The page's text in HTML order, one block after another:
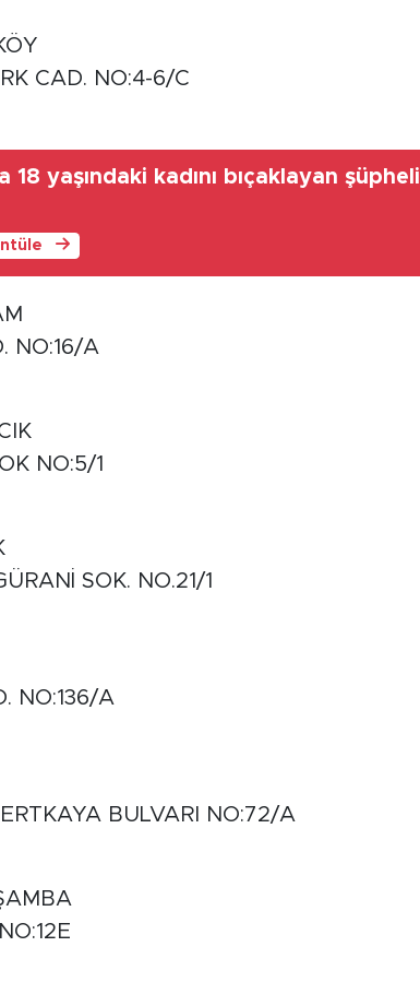
CAD. NO:4-6/C
18 yaşındaki kadını bıçaklayan şüpheli
NO:16/A
NO:5/1
SOK. NO.21/1
NO:136/A
BULVARI NO:72/A